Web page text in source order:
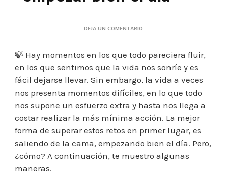
DEJA UN COMENTARIOEN
PARA
BIEN
EL
🍃 Hay momentos en los que todo pareciera fluir,
en los que sentimos que la vida nos sonríe y es
fácil dejarse llevar. Sin embargo, la vida a veces
nos presenta momentos difíciles, en lo que todo
nos supone un esfuerzo extra y hasta nos llega a
costar realizar la más mínima acción. La mejor
forma de superar estos retos en primer lugar, es
saliendo de la cama, empezando bien el día. Pero,
¿cómo? A continuación, te muestro algunas
maneras.